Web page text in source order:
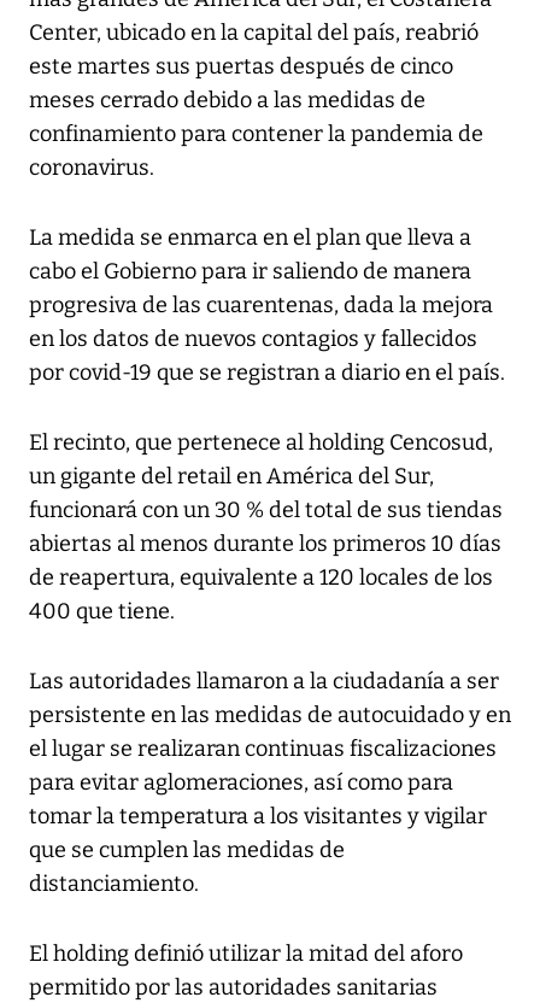
Center, ubicado en la capital del país, reabrió
este martes sus puertas después de cinco
meses cerrado debido a las medidas de
confinamiento para contener la pandemia de
coronavirus.
La medida se enmarca en el plan que lleva a
cabo el Gobierno para ir saliendo de manera
progresiva de las cuarentenas, dada la mejora
en los datos de nuevos contagios y fallecidos
por covid-19 que se registran a diario en el país.
El recinto, que pertenece al holding Cencosud,
un gigante del retail en América del Sur,
funcionará con un 30 % del total de sus tiendas
abiertas al menos durante los primeros 10 días
de reapertura, equivalente a 120 locales de los
400 que tiene.
Las autoridades llamaron a la ciudadanía a ser
persistente en las medidas de autocuidado y en
el lugar se realizaran continuas fiscalizaciones
para evitar aglomeraciones, así como para
tomar la temperatura a los visitantes y vigilar
que se cumplen las medidas de
distanciamiento.
El holding definió utilizar la mitad del aforo
permitido por las autoridades sanitarias